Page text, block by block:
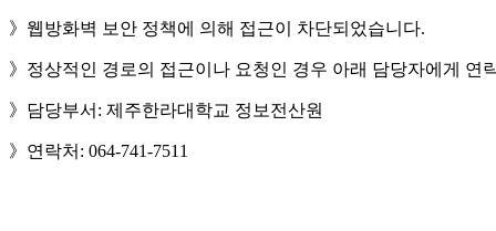
》웹방화벽 보안 정책에 의해 접근이 차단되었습니다.
》정상적인 경로의 접근이나 요청인 경우 아래 담당자에게 연
》담당부서: 제주한라대학교 정보전산원
》연락처: 064-741-7511